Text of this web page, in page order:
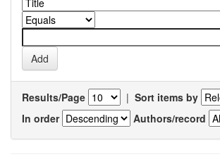
Results/Page | Sort items by
In order
Authors/record